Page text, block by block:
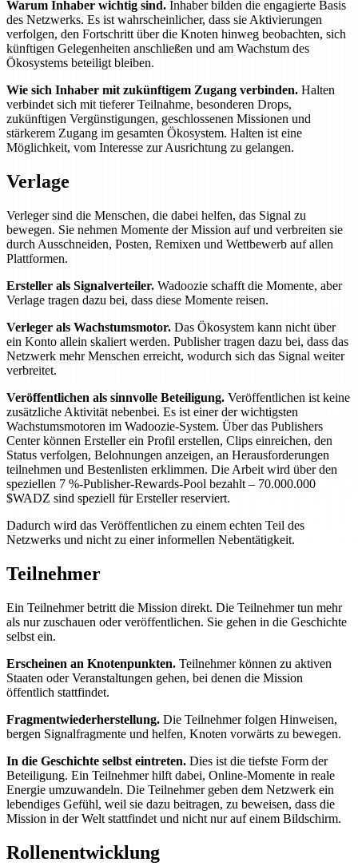
Warum Inhaber wichtig sind. Inhaber bilden die engagierte Basis
des Netzwerks. Es ist wahrscheinlicher, dass sie Aktivierungen
verfolgen, den Fortschritt über die Knoten hinweg beobachten, sich
künftigen Gelegenheiten anschließen und am Wachstum des
Ökosystems beteiligt bleiben.
Wie sich Inhaber mit zukünftigem Zugang verbinden. Halten
verbindet sich mit tieferer Teilnahme, besonderen Drops,
zukünftigen Vergünstigungen, geschlossenen Missionen und
stärkerem Zugang im gesamten Ökosystem. Halten ist eine
Möglichkeit, vom Interesse zur Ausrichtung zu gelangen.
Verlage
Verleger sind die Menschen, die dabei helfen, das Signal zu
bewegen. Sie nehmen Momente der Mission auf und verbreiten sie
durch Ausschneiden, Posten, Remixen und Wettbewerb auf allen
Plattformen.
Ersteller als Signalverteiler. Wadoozie schafft die Momente, aber
Verlage tragen dazu bei, dass diese Momente reisen.
Verleger als Wachstumsmotor. Das Ökosystem kann nicht über
ein Konto allein skaliert werden. Publisher tragen dazu bei, dass das
Netzwerk mehr Menschen erreicht, wodurch sich das Signal weiter
verbreitet.
Veröffentlichen als sinnvolle Beteiligung. Veröffentlichen ist keine
zusätzliche Aktivität nebenbei. Es ist einer der wichtigsten
Wachstumsmotoren im Wadoozie-System. Über das Publishers
Center können Ersteller ein Profil erstellen, Clips einreichen, den
Status verfolgen, Belohnungen anzeigen, an Herausforderungen
teilnehmen und Bestenlisten erklimmen. Die Arbeit wird über den
speziellen 7 %-Publisher-Rewards-Pool bezahlt – 70.000.000
$WADZ sind speziell für Ersteller reserviert.
Dadurch wird das Veröffentlichen zu einem echten Teil des
Netzwerks und nicht zu einer informellen Nebentätigkeit.
Teilnehmer
Ein Teilnehmer betritt die Mission direkt. Die Teilnehmer tun mehr
als nur zuschauen oder veröffentlichen. Sie gehen in die Geschichte
selbst ein.
Erscheinen an Knotenpunkten. Teilnehmer können zu aktiven
Staaten oder Veranstaltungen gehen, bei denen die Mission
öffentlich stattfindet.
Fragmentwiederherstellung. Die Teilnehmer folgen Hinweisen,
bergen Signalfragmente und helfen, Knoten vorwärts zu bewegen.
In die Geschichte selbst eintreten. Dies ist die tiefste Form der
Beteiligung. Ein Teilnehmer hilft dabei, Online-Momente in reale
Energie umzuwandeln. Die Teilnehmer geben dem Netzwerk ein
lebendiges Gefühl, weil sie dazu beitragen, zu beweisen, dass die
Mission in der Welt stattfindet und nicht nur auf einem Bildschirm.
Rollenentwicklung